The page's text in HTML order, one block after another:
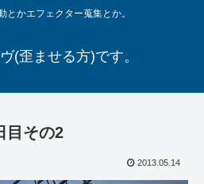
とかエフェクター蒐集とか。
(歪ませる方)です。
目その2
2013.05.14